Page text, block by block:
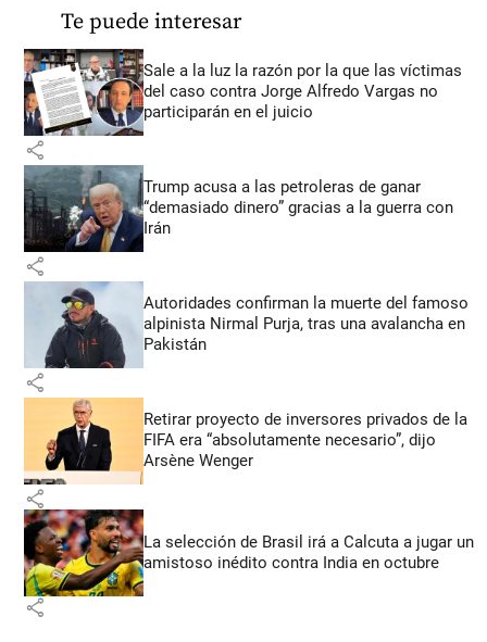
Te puede interesar
Sale a la luz la razón por la que las víctimas
del caso contra Jorge Alfredo Vargas no
participarán en el juicio
share
Trump acusa a las petroleras de ganar
“demasiado dinero” gracias a la guerra con
Irán
share
Autoridades confirman la muerte del famoso
alpinista Nirmal Purja, tras una avalancha en
Pakistán
share
Retirar proyecto de inversores privados de la
FIFA era “absolutamente necesario”, dijo
Arsène Wenger
share
La selección de Brasil irá a Calcuta a jugar un
amistoso inédito contra India en octubre
share